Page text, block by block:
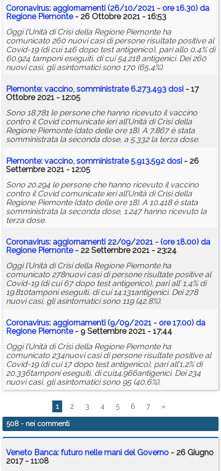
Coronavirus: aggiornamenti (26/10/2021 - ore 16.30) da
Regione Piemonte- 26 Ottobre 2021 - 16:53
Oggi l’Unità di Crisi della Regione Piemonte ha
comunicato 260 nuovi casi di persone risultate positive al
Covid-19 (di cui 146 dopo test antigenico), pari allo 0,4% di
60.924 tamponi eseguiti, di cui 54.218 antigenici. Dei 260
nuovi casi, gli asintomatici sono 170 (65,4%).
Piemonte: vaccino, somministrate 6.273.493 dosi - 17
Ottobre 2021 - 12:05
Sono 18.781 le persone che hanno ricevuto il vaccino
contro il Covid comunicate ieri all’Unità di Crisi della
Regione Piemonte (dato delle ore 18). A 7.867 è stata
somministrata la seconda dose, a 5.332 la terza dose.
Piemonte: vaccino, somministrate 5.913.592 dosi - 26
Settembre 2021 - 12:05
Sono 20.294 le persone che hanno ricevuto il vaccino
contro il Covid comunicate ieri all’Unità di Crisi della
Regione Piemonte (dato delle ore 18). A 10.418 è stata
somministrata la seconda dose, 1.247 hanno ricevuto la
terza dose.
Coronavirus: aggiornamenti 22/09/2021 - (ore 18.00) da
Regione Piemonte- 22 Settembre 2021 - 23:24
Oggi l’Unità di Crisi della Regione Piemonte ha
comunicato 278nuovi casi di persone risultate positive al
Covid-19 (di cui 67 dopo test antigenico), pari all’ 1,4% di
19.810tamponi eseguiti, di cui 14.131antigenici. Dei 278
nuovi casi, gli asintomatici sono 119 (42,8%).
Coronavirus: aggiornamenti (9/09/2021 - ore 17.00) da
Regione Piemonte- 9 Settembre 2021 - 17:44
Oggi l’Unità di Crisi della Regione Piemonte ha
comunicato 234nuovi casi di persone risultate positive al
Covid-19 (di cui 17 dopo test antigenico), pari all’1,2% di
20.336tamponi eseguiti, di cui14.966antigenici. Dei 234
nuovi casi, gli asintomatici sono 95 (40,6%).
1 2 3 4 5 6 7 »
508 - nei commenti
Veneto Banca: futuro nelle mani del Governo - 26 Giugno
2017 - 11:08